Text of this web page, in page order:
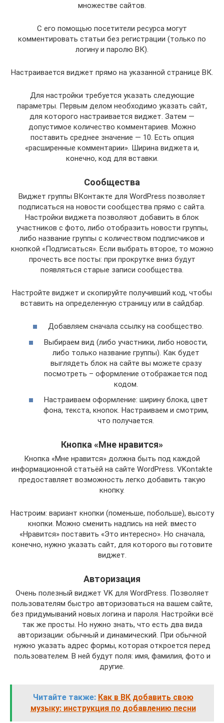
множестве сайтов.
С его помощью посетители ресурса могут
комментировать статьи без регистрации (только по
логину и паролю ВК).
Настраивается виджет прямо на указанной странице ВК.
Для настройки требуется указать следующие
параметры. Первым делом необходимо указать сайт,
для которого настраивается виджет. Затем —
допустимое количество комментариев. Можно
поставить среднее значение — 10. Есть опция
«расширенные комментарии». Ширина виджета и,
конечно, код для вставки.
Сообщества
Виджет группы ВКонтакте для WordPress позволяет
подписаться на новости сообщества прямо с сайта.
Настройки виджета позволяют добавить в блок
участников с фото, либо отобразить новости группы,
либо название группы с количеством подписчиков и
кнопкой «Подписаться». Если выбрать второе, то можно
прочесть все посты: при прокрутке вниз будут
появляться старые записи сообщества.
Настройте виджет и скопируйте получивший код, чтобы
вставить на определенную страницу или в сайдбар.
Добавляем сначала ссылку на сообщество.
Выбираем вид (либо участники, либо новости,
либо только название группы). Как будет
выглядеть блок на сайте вы можете сразу
посмотреть – оформление отображается под
кодом.
Настраиваем оформление: ширину блока, цвет
фона, текста, кнопок. Настраиваем и смотрим,
что получается.
Кнопка «Мне нравится»
Кнопка «Мне нравится» должна быть под каждой
информационной статьёй на сайте WordPress. VKontakte
предоставляет возможность легко добавить такую
кнопку.
Настроим: вариант кнопки (поменьше, побольше), высоту
кнопки. Можно сменить надпись на ней: вместо
«Нравится» поставить «Это интересно». Но сначала,
конечно, нужно указать сайт, для которого вы готовите
виджет.
Авторизация
Очень полезный виджет VK для WordPress. Позволяет
пользователям быстро авторизоваться на вашем сайте,
без придумываний новых логина и пароля. Настройки всё
так же просты. Но нужно знать, что есть два вида
авторизации: обычный и динамический. При обычной
нужно указать адрес формы, которая откроется перед
пользователем. В ней будут поля: имя, фамилия, фото и
другие.
Читайте также: Как в ВК добавить свою
музыку: инструкция по добавлению песни